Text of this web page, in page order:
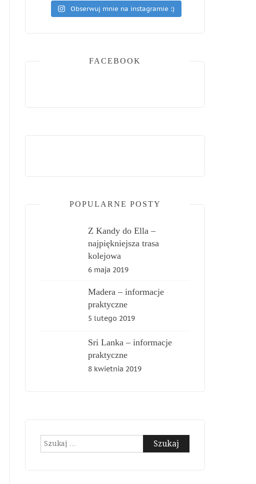
Obserwuj mnie na instagramie :)
FACEBOOK
POPULARNE POSTY
Z Kandy do Ella –
najpiękniejsza trasa
kolejowa
6 maja 2019
Madera – informacje
praktyczne
5 lutego 2019
Sri Lanka – informacje
praktyczne
8 kwietnia 2019
Szukaj: